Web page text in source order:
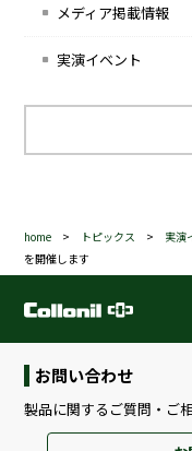
メディア掲載情報
実演イベント
home > トピックス > 実演
を開催します
お問い合わせ
製品に関するご質問・ご